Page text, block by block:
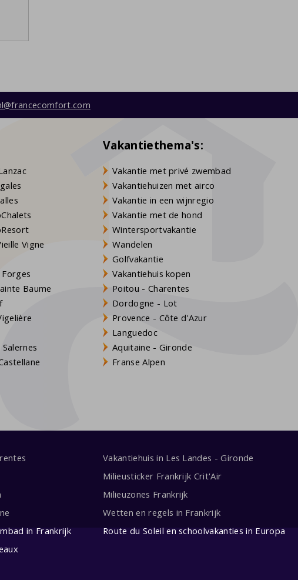
Vigne
Baume
Vakantiethema's:
Vakantie met privé zwembad
Vakantiehuizen met airco
Vakantie in een wijnregio
Vakantie met de hond
Wintersportvakantie
Wandelen
Golfvakantie
Vakantiehuis kopen
Poitou - Charentes
Dordogne - Lot
Provence - Côte d'Azur
Languedoc
Aquitaine - Gironde
Franse Alpen
in Frankrijk
Vakantiehuis in Les Landes - Gironde
Milieusticker Frankrijk Crit'Air
Milieuzones Frankrijk
Wetten en regels in Frankrijk
Route du Soleil en schoolvakanties in Europa